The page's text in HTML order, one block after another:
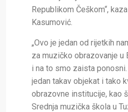
Republikom Češkom“,
Kasumović.
„Ovo je jedan od rijetkih
za muzičko obrazovanje u
i na to smo zaista
jedan takav objekat i tako
obrazovne institucije, kao
Srednja muzička škola u